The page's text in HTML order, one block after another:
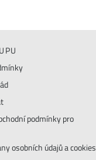
podmínky pro
osobních údajů a cookies